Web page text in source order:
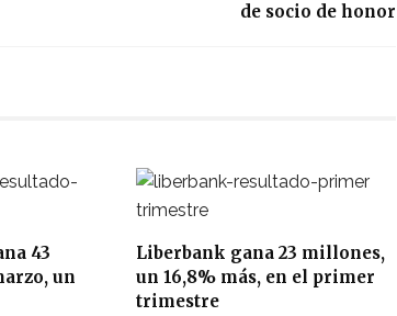
de socio de honor
43
un
Liberbank gana 23 millones,
un 16,8% más, en el primer
trimestre